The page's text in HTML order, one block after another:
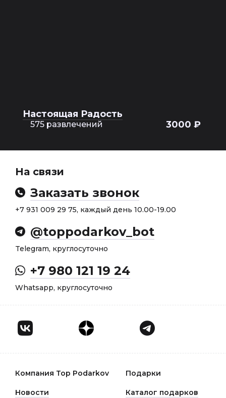
Настоящая Радость
575 развлечений 3000 ₽
На связи
Заказать звонок
+7 931 009 29 75, каждый день 10.00-19.00
@toppodarkov_bot
Telegram, круглосуточно
+7 980 121 19 24
Whatsapp, круглосуточно
Компания Top Podarkov Подарки
Новости Каталог подарков